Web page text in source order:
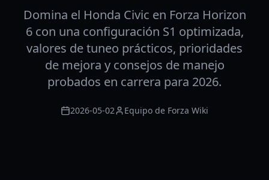
Domina el Honda Civic en Forza Horizon
6 con una configuración S1 optimizada,
valores de tuneo prácticos, prioridades
de mejora y consejos de manejo
probados en carrera para 2026.
2026-05-02 Equipo de Forza Wiki